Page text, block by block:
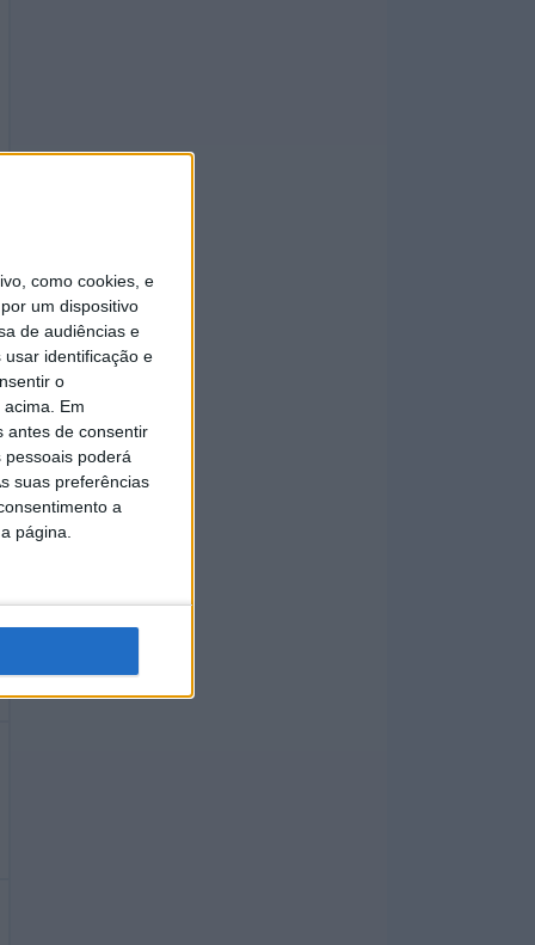
como cookies, e
um dispositivo
de audiências e
identificação e
o
Em
antes de consentir
poderá
suas preferências
a
página.